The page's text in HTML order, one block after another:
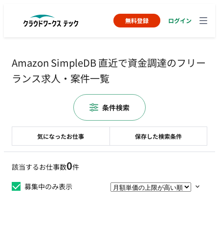
無料登録 ログイン
Amazon SimpleDB 直近で資金調達のフリー
ランス求人・案件一覧
該当するお仕事数0件
募集中のみ表示
気になったお仕事 保存した検索条件
条件検索